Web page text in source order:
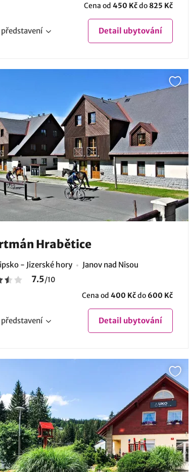
Cena od 450 Kčdo 825 Kč
představení Detail ubytování
Hrabětice
- Jizerské hory Janov nad Nisou
7.5/10
Cena od 400 Kčdo 600 Kč
představení Detail ubytování